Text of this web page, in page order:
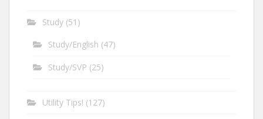
Study (51)
Study/English (47)
Study/SVP (25)
Utility Tips! (127)